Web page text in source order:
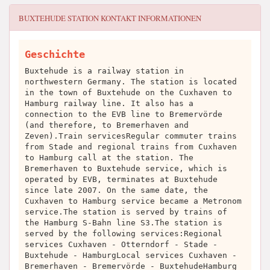
BUXTEHUDE STATIONKONTAKT INFORMATIONEN
Geschichte
Buxtehude is a railway station in
northwestern Germany. The station is located
in the town of Buxtehude on the Cuxhaven to
Hamburg railway line. It also has a
connection to the EVB line to Bremervörde
(and therefore, to Bremerhaven and
Zeven).Train servicesRegular commuter trains
from Stade and regional trains from Cuxhaven
to Hamburg call at the station. The
Bremerhaven to Buxtehude service, which is
operated by EVB, terminates at Buxtehude
since late 2007. On the same date, the
Cuxhaven to Hamburg service became a Metronom
service.The station is served by trains of
the Hamburg S-Bahn line S3.The station is
served by the following services:Regional
services Cuxhaven - Otterndorf - Stade -
Buxtehude - HamburgLocal services Cuxhaven -
Bremerhaven - Bremervörde - BuxtehudeHamburg